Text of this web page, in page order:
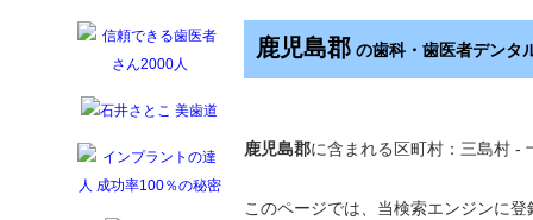
鹿児島郡 の歯科・歯医者デンタ
鹿児島郡に含まれる区町村：三島村 -
このページでは、当検索エンジンに登